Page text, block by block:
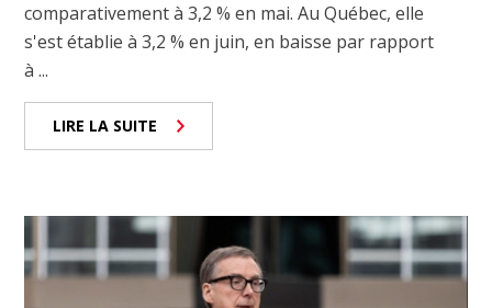
comparativement à 3,2 % en mai. Au Québec, elle
s'est établie à 3,2 % en juin, en baisse par rapport
à ...
LIRE LA SUITE